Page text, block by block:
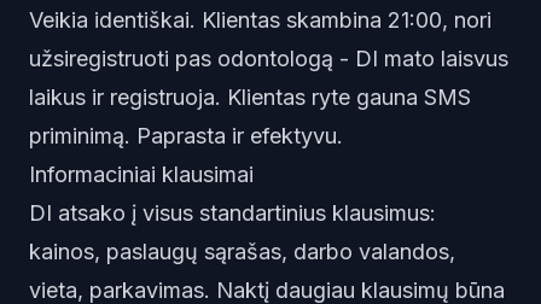
Veikia identiškai. Klientas skambina 21:00, nori
užsiregistruoti pas odontologą - DI mato laisvus
laikus ir registruoja. Klientas ryte gauna SMS
priminimą. Paprasta ir efektyvu.
Informaciniai klausimai
DI atsako į visus standartinius klausimus:
kainos, paslaugų sąrašas, darbo valandos,
vieta, parkavimas. Naktį daugiau klausimų būna